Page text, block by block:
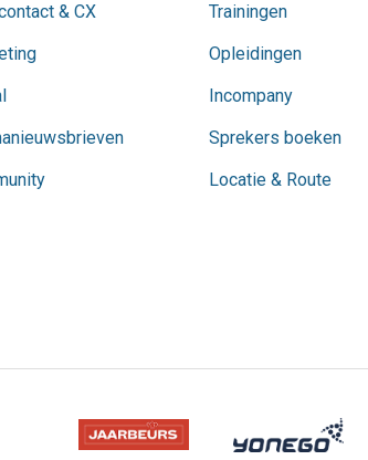
& CX
Trainingen
Opleidingen
Incompany
Sprekers boeken
Locatie & Route